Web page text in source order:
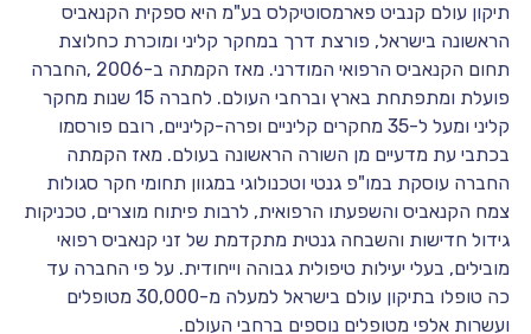
תיקון עולם קנביט פארמסוטיקלס בע"מ היא ספקית הקנאביס
הראשונה בישראל, פורצת דרך במחקר קליני ומוכרת כחלוצת
תחום הקנאביס הרפואי המודרני. מאז הקמתה ב-2006 ,החברה
פועלת ומתפתחת בארץ וברחבי העולם. לחברה 15 שנות מחקר
קליני ומעל ל-35 מחקרים קליניים ופרה-קליניים, רובם פורסמו
בכתבי עת מדעיים מן השורה הראשונה בעולם. מאז הקמתה
החברה עוסקת במו"פ גנטי וטכנולוגי במגוון תחומי חקר סגולות
צמח הקנאביס והשפעתו הרפואית, לרבות פיתוח מוצרים, טכניקות
גידול חדישות והשבחה גנטית מתקדמת של זני קנאביס רפואי
מובילים, בעלי יעילות טיפולית גבוהה וייחודית. על פי החברה עד
כה טופלו בתיקון עולם בישראל למעלה מ-30,000 מטופלים
ועשרות אלפי מטופלים נוספים ברחבי העולם.